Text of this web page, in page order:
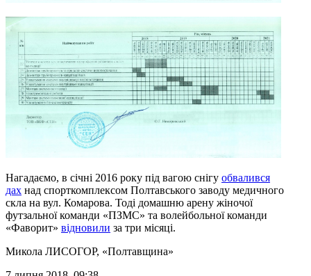
Нагадаємо, в січні 2016 року під вагою снігу обвалився
дах над спорткомплексом Полтавського заводу медичного
скла на вул. Комарова. Тоді домашню арену жіночої
футзальної команди «ПЗМС» та волейбольної команди
«Фаворит» відновили за три місяці.
Микола ЛИСОГОР, «Полтавщина»